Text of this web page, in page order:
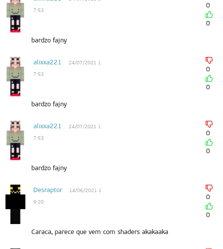
7:53
0
0
bardzo fajny
alixxa221
24/07/2021 1
7:53
0
0
bardzo fajny
alixxa221
24/07/2021 1
7:53
0
0
bardzo fajny
Desraptor
14/06/2021 1
9:20
0
0
Caraca, parece que vem com shaders akakaaka